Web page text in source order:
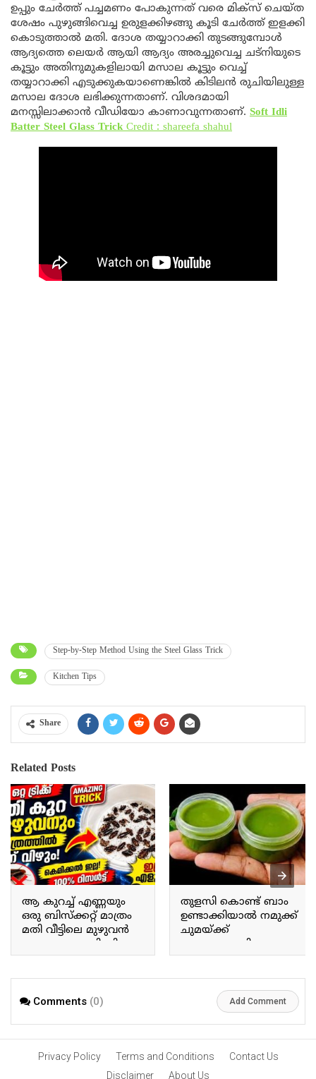
ഉപ്പും ചേർത്ത് പച്ചമണം പോകുന്നത് വരെ മിക്സ് ചെയ്ത
ശേഷം പുഴുങ്ങിവെച്ച ഉരുളക്കിഴങ്ങു കൂടി ചേർത്ത് ഇളക്കി
കൊടുത്താൽ മതി. ദോശ തയ്യാറാക്കി തുടങ്ങുമ്പോൾ
ആദ്യത്തെ ലെയർ ആയി ആദ്യം അരച്ചുവെച്ച ചട്നിയുടെ
കൂട്ടും അതിനുമുകളിലായി മസാല കൂട്ടും വെച്ച്
തയ്യാറാക്കി എടുക്കുകയാണെങ്കിൽ കിടിലൻ രുചിയിലുള്ള
മസാല ദോശ ലഭിക്കുന്നതാണ്. വിശദമായി
മനസ്സിലാക്കാൻ വീഡിയോ കാണാവുന്നതാണ്. Soft Idli
Batter Steel Glass TrickCredit : shareefa shahul
Step-by-Step Method Using the Steel Glass Trick
Kitchen Tips
Share
Related Posts
ആ കുറച്ച് എണ്ണയും
ഒരു ബിസ്ക്കറ്റ് മാത്രം
മതി വീട്ടിലെ മുഴുവൻ
പാറ്റയും പോയി കിട്ടും.
Just a little bit of that oil
cockroaches in the house.
തുളസി കൊണ്ട് ബാം
ഉണ്ടാക്കിയാൽ നമുക്ക്
ചുമയ്ക്ക്
ജലദോഷത്തിനും
ഇതൊരു പരിഹാരം
balm using Tulsi provides
a remedy for coughs and
Comments (0) Add Comment
Privacy Policy Terms and Conditions
Contact Us
Disclaimer
About Us